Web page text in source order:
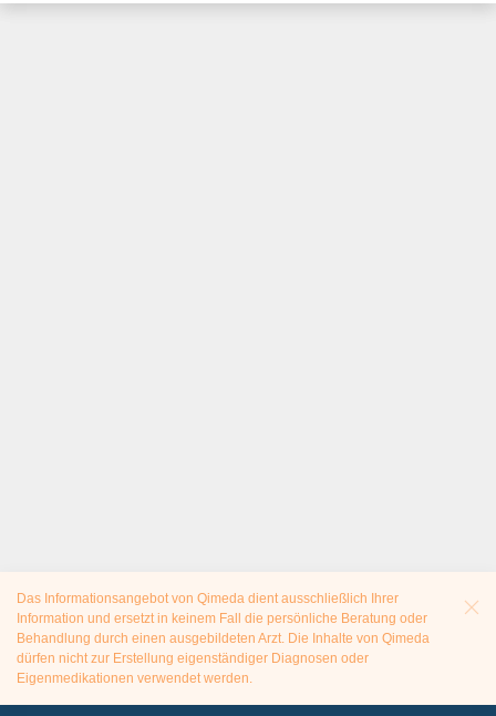
Das Informationsangebot von Qimeda dient ausschließlich Ihrer
Information und ersetzt in keinem Fall die persönliche Beratung oder
Behandlung durch einen ausgebildeten Arzt. Die Inhalte von Qimeda
dürfen nicht zur Erstellung eigenständiger Diagnosen oder
Eigenmedikationen verwendet werden.